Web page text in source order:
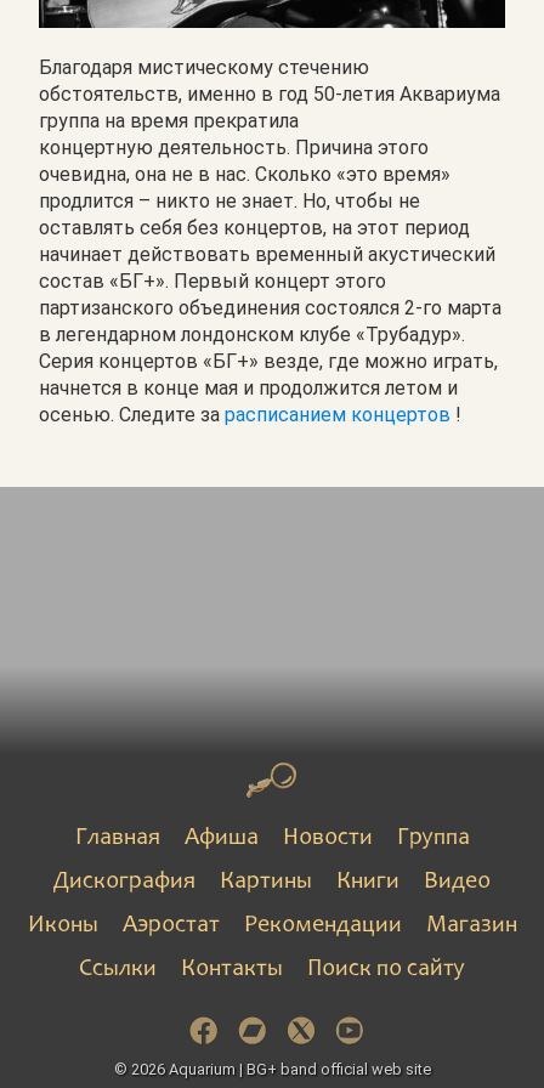
Благодаря мистическому стечению
обстоятельств, именно в год 50-летия Аквариума
группа на время прекратила
концертную деятельность. Причина этого
очевидна, она не в нас. Сколько «это время»
продлится – никто не знает. Но, чтобы не
оставлять себя без концертов, на этот период
начинает действовать временный акустический
состав «БГ+». Первый концерт этого
партизанского объединения состоялся 2-го марта
в легендарном лондонском клубе «Трубадур».
Серия концертов «БГ+» везде, где можно играть,
начнется в конце мая и продолжится летом и
осенью. Следите за расписанием концертов !
Главная Афиша Новости
Группа
Дискография
Картины Книги
Видео
Иконы
Аэростат Рекомендации
Магазин
Ссылки
Контакты Поиск по сайту
© 2026 Aquarium | BG+ band official web site